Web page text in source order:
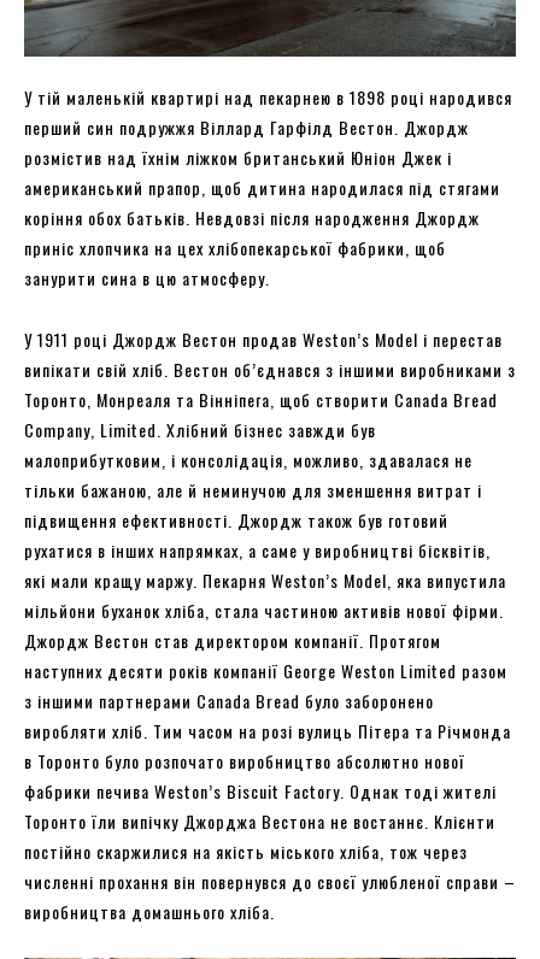
У тій маленькій квартирі над пекарнею в 1898 році народився
перший син подружжя Віллард Гарфілд Вестон. Джордж
розмістив над їхнім ліжком британський Юніон Джек і
американський прапор, щоб дитина народилася під стягами
коріння обох батьків. Невдовзі після народження Джордж
приніс хлопчика на цех хлібопекарської фабрики, щоб
занурити сина в цю атмосферу.
У 1911 році Джордж Вестон продав Weston’s Model і перестав
випікати свій хліб. Вестон об’єднався з іншими виробниками з
Торонто, Монреаля та Вінніпега, щоб створити Canada Bread
Company, Limited. Хлібний бізнес завжди був
малоприбутковим, і консолідація, можливо, здавалася не
тільки бажаною, але й неминучою для зменшення витрат і
підвищення ефективності. Джордж також був готовий
рухатися в інших напрямках, а саме у виробництві бісквітів,
які мали кращу маржу. Пекарня Weston’s Model, яка випустила
мільйони буханок хліба, стала частиною активів нової фірми.
Джордж Вестон став директором компанії. Протягом
наступних десяти років компанії George Weston Limited разом
з іншими партнерами Canada Bread було заборонено
виробляти хліб. Тим часом на розі вулиць Пітера та Річмонда
в Торонто було розпочато виробництво абсолютно нової
фабрики печива Weston’s Biscuit Factory. Однак тоді жителі
Торонто їли випічку Джорджа Вестона не востаннє. Клієнти
постійно скаржилися на якість міського хліба, тож через
численні прохання він повернувся до своєї улюбленої справи –
виробництва домашнього хліба.